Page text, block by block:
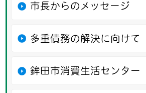
市長からのメッセージ
多重債務の解決に向けて
鉾田市消費生活センター